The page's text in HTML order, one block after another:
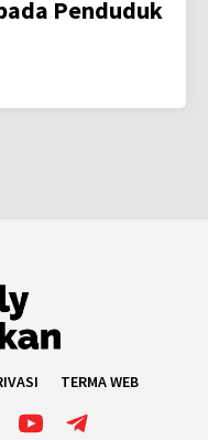
Penduduk
TERMA WEB